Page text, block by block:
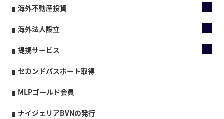
海外不動産投資
海外法人設立
提携サービス
セカンドパスポート取得
MLPゴールド会員
ナイジェリアBVNの発行